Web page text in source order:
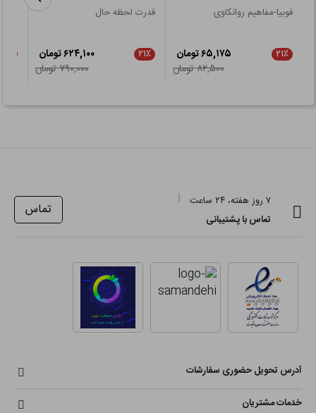
فوبیا-مفاهیم روانکاوی
۲۱٪
۶۵,۱۷۵ تومان
۸۲,۵۰۰ تومان
قدرت لحظه حال
۲۱٪
۶۲۴,۱۰۰ تومان
۷۹۰,۰۰۰ تومان
۷ روز هفته، ۲۴ ساعت
تماس با پشتیبانی
تماس
آدرس تحویل حضوری سفارشات
خدمات مشتریان